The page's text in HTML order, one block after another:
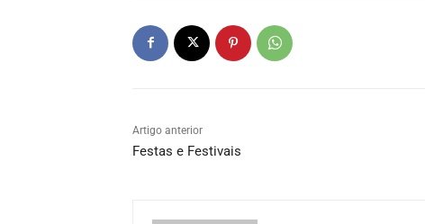
Artigo anterior
Festas e Festivais